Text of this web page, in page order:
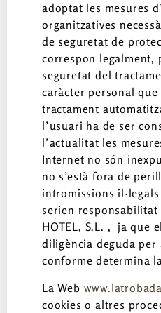
adoptat les mesures
organitzatives
de seguretat de
correspon legalment,
seguretat del
caràcter personal
tractament
l’usuari ha de ser
l’actualitat les
Internet no són
no s’està fora de
intromissions
serien responsabilitat
HOTEL, S.L. , ja que
diligència deguda per
conforme determina
La Web
cookies o altres